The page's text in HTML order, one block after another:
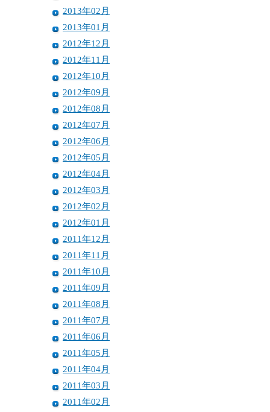
2013年02月
2013年01月
2012年12月
2012年11月
2012年10月
2012年09月
2012年08月
2012年07月
2012年06月
2012年05月
2012年04月
2012年03月
2012年02月
2012年01月
2011年12月
2011年11月
2011年10月
2011年09月
2011年08月
2011年07月
2011年06月
2011年05月
2011年04月
2011年03月
2011年02月